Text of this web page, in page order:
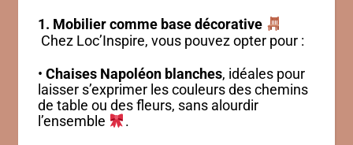
1. Mobilier comme base décorative
Chez Loc’Inspire, vous pouvez opter pour :
• Chaises Napoléon blanches, idéales pour
laisser s’exprimer les couleurs des chemins
de table ou des fleurs, sans alourdir
l’ensemble
.